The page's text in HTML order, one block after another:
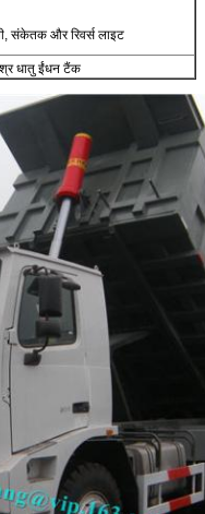
संकेतक और रिवर्स लाइट
धातु ईंधन टैंक